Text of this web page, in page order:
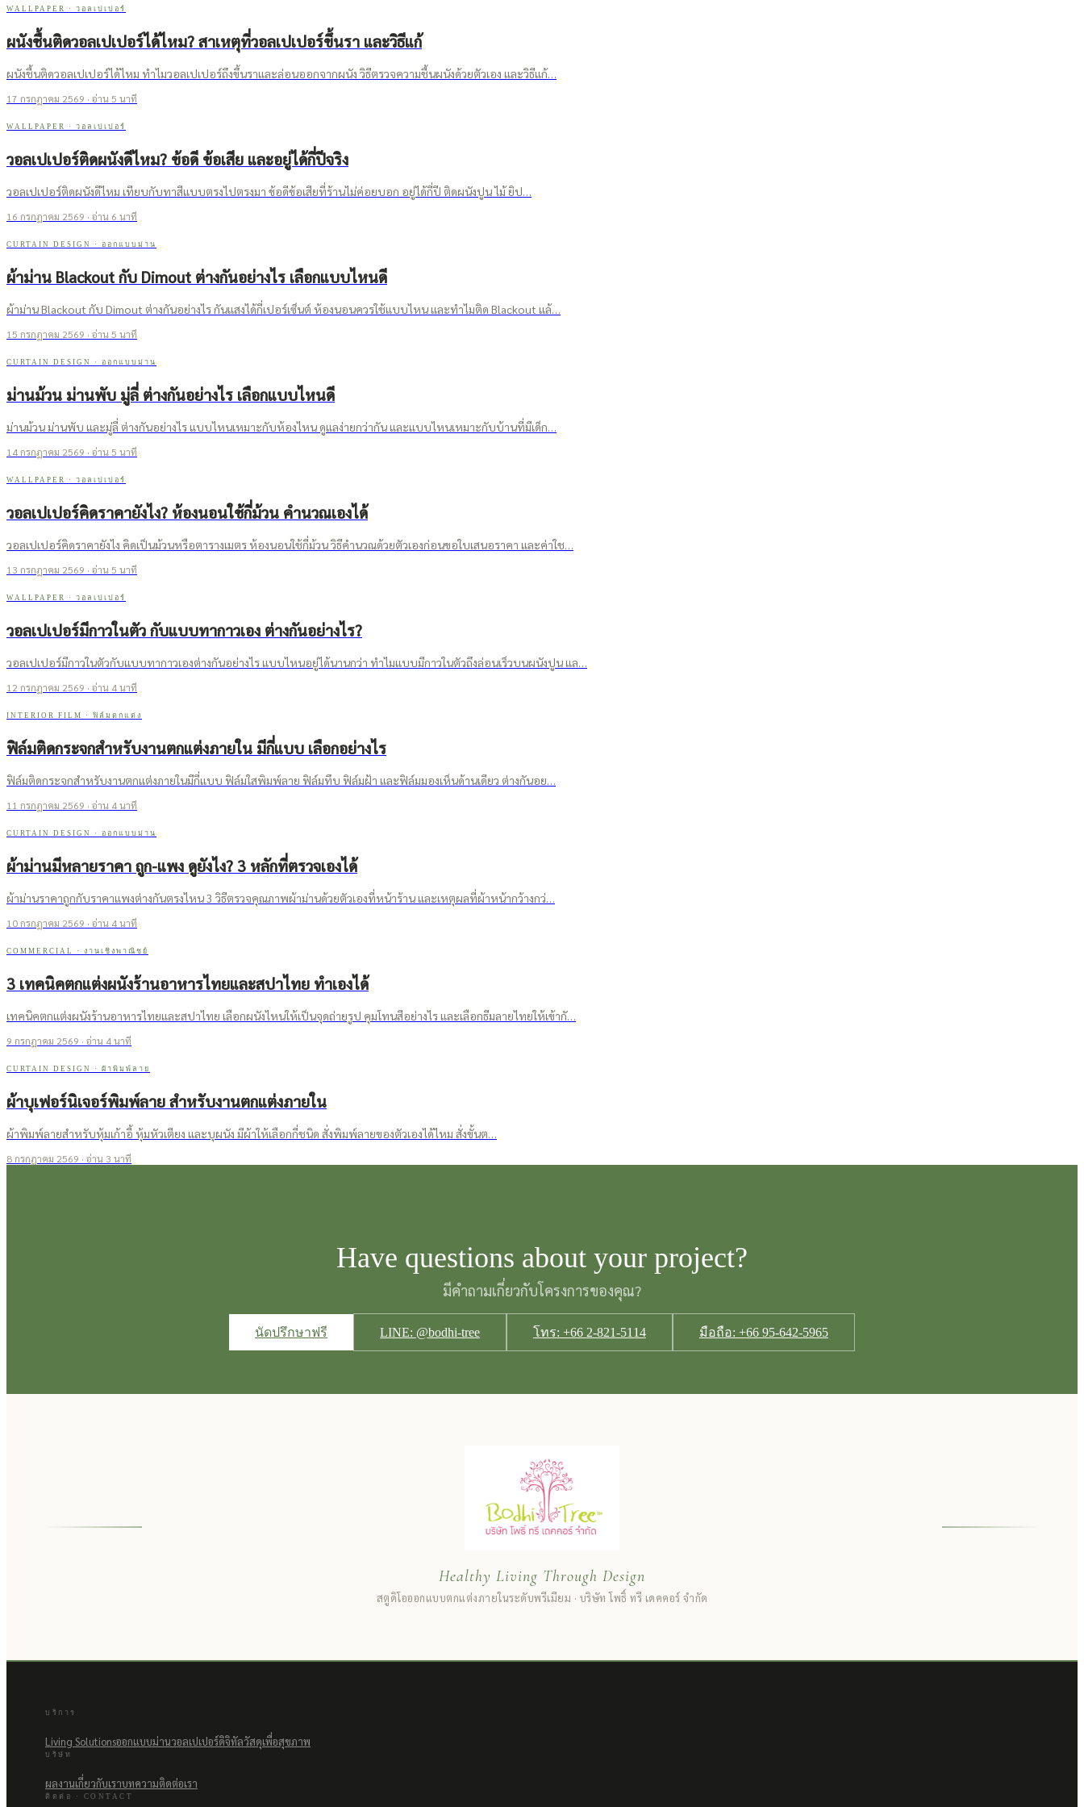
WALLPAPER · วอลเปเปอร์
ผนังชื้นติดวอลเปเปอร์ได้ไหม? สาเหตุที่วอลเปเปอร์ขึ้นรา และวิธีแก้
ผนังชื้นติดวอลเปเปอร์ได้ไหม ทำไมวอลเปเปอร์ถึงขึ้นราและล่อนออกจากผนัง วิธีตรวจความชื้นผนังด้วยตัวเอง และวิธีแก้…
17 กรกฎาคม 2569 · อ่าน5 นาที
WALLPAPER · วอลเปเปอร์
วอลเปเปอร์ติดผนังดีไหม? ข้อดี ข้อเสีย และอยู่ได้กี่ปีจริง
วอลเปเปอร์ติดผนังดีไหม เทียบกับทาสีแบบตรงไปตรงมา ข้อดีข้อเสียที่ร้านไม่ค่อยบอก อยู่ได้กี่ปี ติดผนังปูน ไม้ ยิป…
16 กรกฎาคม 2569 · อ่าน 6 นาที
CURTAIN DESIGN · ออกแบบม่าน
ผ้าม่าน Blackout กับ Dimout ต่างกันอย่างไร เลือกแบบไหนดี
ผ้าม่าน Blackout กับ Dimout ต่างกันอย่างไร กันแสงได้กี่เปอร์เซ็นต์ ห้องนอนควรใช้แบบไหน และทำไมติด Blackout แล้…
15 กรกฎาคม 2569 · อ่าน5 นาที
CURTAIN DESIGN · ออกแบบม่าน
ม่านม้วน ม่านพับ มู่ลี่ ต่างกันอย่างไร เลือกแบบไหนดี
ม่านม้วน ม่านพับ และมู่ลี่ ต่างกันอย่างไร แบบไหนเหมาะกับห้องไหน ดูแลง่ายกว่ากัน และแบบไหนเหมาะกับบ้านที่มีเด็ก…
14 กรกฎาคม 2569 · อ่าน5 นาที
WALLPAPER · วอลเปเปอร์
วอลเปเปอร์คิดราคายังไง? ห้องนอนใช้กี่ม้วน คำนวณเองได้
วอลเปเปอร์คิดราคายังไง คิดเป็นม้วนหรือตารางเมตร ห้องนอนใช้กี่ม้วน วิธีคำนวณด้วยตัวเองก่อนขอใบเสนอราคา และค่าใช…
13 กรกฎาคม 2569 · อ่าน5 นาที
WALLPAPER · วอลเปเปอร์
วอลเปเปอร์มีกาวในตัว กับแบบทากาวเอง ต่างกันอย่างไร?
วอลเปเปอร์มีกาวในตัวกับแบบทากาวเองต่างกันอย่างไร แบบไหนอยู่ได้นานกว่า ทำไมแบบมีกาวในตัวถึงล่อนเร็วบนผนังปูน แล…
12 กรกฎาคม 2569 · อ่าน 4นาที
INTERIOR FILM · ฟิล์มตกแต่ง
ฟิล์มติดกระจกสำหรับงานตกแต่งภายใน มีกี่แบบ เลือกอย่างไร
ฟิล์มติดกระจกสำหรับงานตกแต่งภายในมีกี่แบบ ฟิล์มใสพิมพ์ลาย ฟิล์มทึบ ฟิล์มฝ้า และฟิล์มมองเห็นด้านเดียว ต่างกันอย…
11 กรกฎาคม 2569 · อ่าน 4นาที
CURTAIN DESIGN · ออกแบบม่าน
ผ้าม่านมีหลายราคา ถูก-แพง ดูยังไง? 3 หลักที่ตรวจเองได้
ผ้าม่านราคาถูกกับราคาแพงต่างกันตรงไหน 3 วิธีตรวจคุณภาพผ้าม่านด้วยตัวเองที่หน้าร้าน และเหตุผลที่ผ้าหน้ากว้างกว่…
10 กรกฎาคม 2569 · อ่าน 4นาที
COMMERCIAL · งานเชิงพาณิชย์
3 เทคนิคตกแต่งผนังร้านอาหารไทยและสปาไทย ทำเองได้
เทคนิคตกแต่งผนังร้านอาหารไทยและสปาไทย เลือกผนังไหนให้เป็นจุดถ่ายรูป คุมโทนสีอย่างไร และเลือกธีมลายไทยให้เข้ากั…
9 กรกฎาคม 2569 · อ่าน 4นาที
CURTAIN DESIGN · ผ้าพิมพ์ลาย
ผ้าบุเฟอร์นิเจอร์พิมพ์ลาย สำหรับงานตกแต่งภายใน
ผ้าพิมพ์ลายสำหรับหุ้มเก้าอี้ หุ้มหัวเตียง และบุผนัง มีผ้าให้เลือกกี่ชนิด สั่งพิมพ์ลายของตัวเองได้ไหม สั่งขั้นต…
8 กรกฎาคม 2569 · อ่าน 3 นาที
Have questions about your project?
มีคำถามเกี่ยวกับโครงการของคุณ?
นัดปรึกษาฟรี LINE: @bodhi-tree โทร: +66 2-821-5114 มือถือ: +66 95-642-5965
Healthy Living Through Design
สตูดิโอออกแบบตกแต่งภายในระดับพรีเมียม · บริษัท โพธิ์ ทรี เดคคอร์ จำกัด
บริการ
Living Solutionsออกแบบม่านวอลเปเปอร์ดิจิทัลวัสดุเพื่อสุขภาพ
บริษัท
ผลงานเกี่ยวกับเราบทความติดต่อเรา
ติดต่อ · CONTACT